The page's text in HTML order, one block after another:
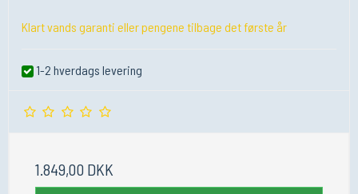
Klart vands garanti eller pengene tilbage det første år
1-2 hverdags levering
1.849,00 DKK